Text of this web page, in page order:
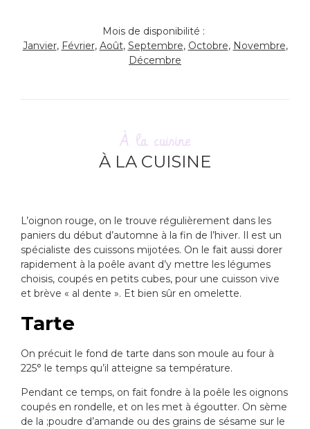
Mois de disponibilité :
Janvier, Février, Août, Septembre, Octobre, Novembre,
Décembre
À la cuisine
À LA CUISINE
L’oignon rouge, on le trouve régulièrement dans les
paniers du début d’automne à la fin de l’hiver. Il est un
spécialiste des cuissons mijotées. On le fait aussi dorer
rapidement à la poêle avant d’y mettre les légumes
choisis, coupés en petits cubes, pour une cuisson vive
et brève « al dente ». Et bien sûr en omelette.
Tarte
On précuit le fond de tarte dans son moule au four à
225° le temps qu’il atteigne sa température.
Pendant ce temps, on fait fondre à la poêle les oignons
coupés en rondelle, et on les met à égoutter. On sème
de la ;poudre d’amande ou des grains de sésame sur le